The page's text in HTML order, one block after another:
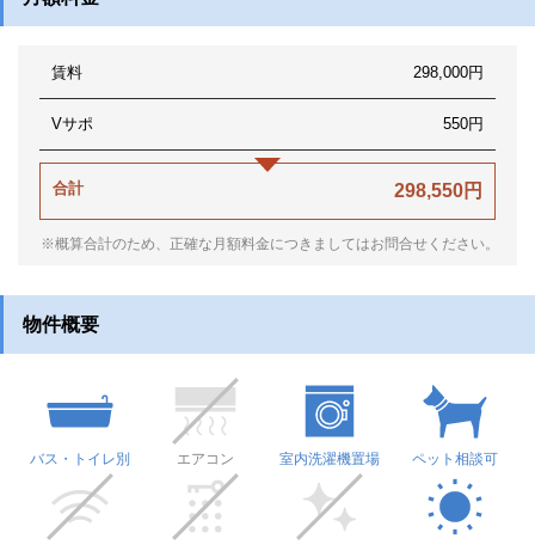
賃料 298,000円
Vサポ 550円
合計 298,550円
※概算合計のため、正確な月額料金につきましてはお問合せください。
物件概要
バス・トイレ別 エアコン 室内洗濯機置場 ペット相談可